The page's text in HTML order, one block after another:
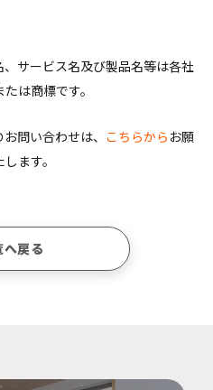
サービス名及び製品名等は各社
は商標です。
問い合わせは、 こちらから お願
ます。
へ戻る